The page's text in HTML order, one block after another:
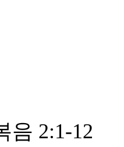
음 2:1-12